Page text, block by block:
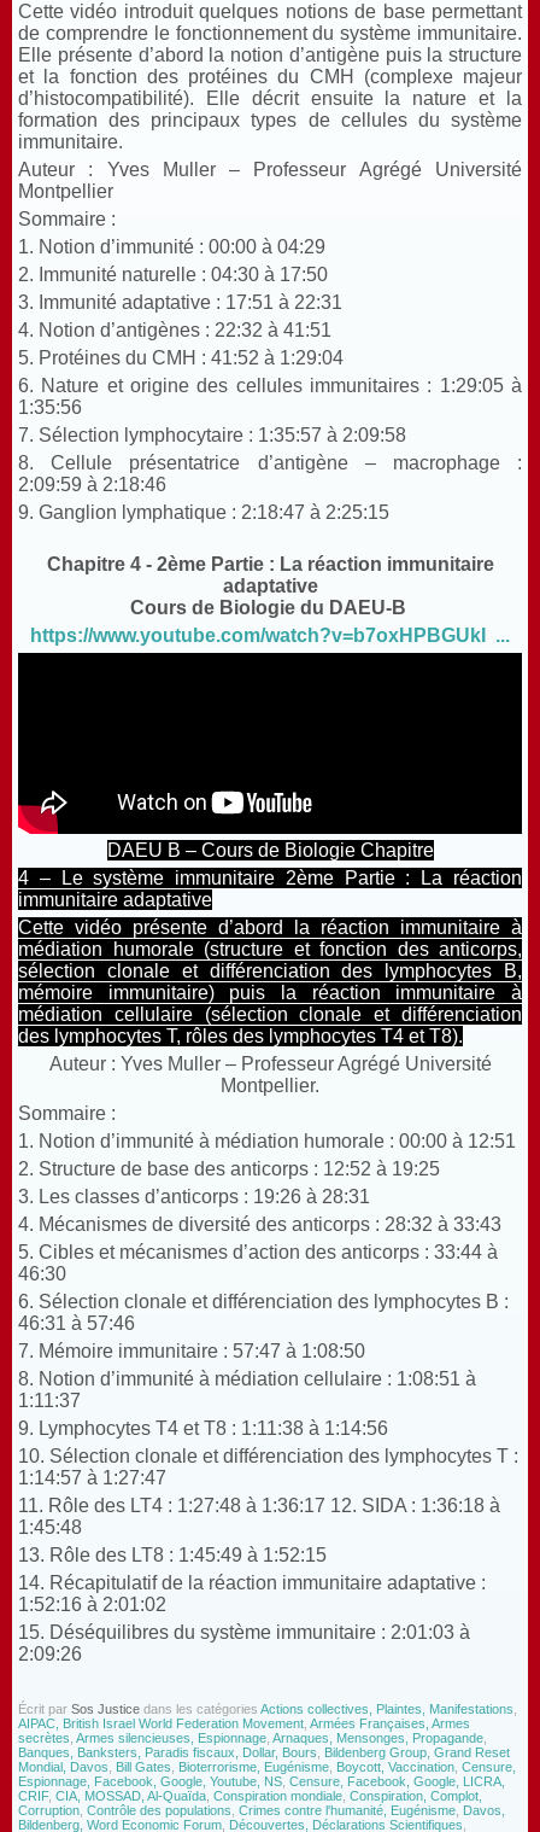
Cette vidéo introduit quelques notions de base permettant
de comprendre le fonctionnement du système immunitaire.
Elle présente d’abord la notion d’antigène puis la structure
et la fonction des protéines du CMH (complexe majeur
d’histocompatibilité). Elle décrit ensuite la nature et la
formation des principaux types de cellules du système
immunitaire.
Auteur : Yves Muller – Professeur Agrégé Université
Montpellier
Sommaire :
1. Notion d’immunité : 00:00 à 04:29
2. Immunité naturelle : 04:30 à 17:50
3. Immunité adaptative : 17:51 à 22:31
4. Notion d’antigènes : 22:32 à 41:51
5. Protéines du CMH : 41:52 à 1:29:04
6. Nature et origine des cellules immunitaires : 1:29:05à
1:35:56
7. Sélection lymphocytaire : 1:35:57 à 2:09:58
8. Cellule présentatrice d’antigène – macrophage :
2:09:59 à 2:18:46
9. Ganglion lymphatique : 2:18:47 à 2:25:15
Chapitre 4 - 2ème Partie : La réaction immunitaire
adaptative
Cours de Biologie du DAEU-B
https://www.youtube.com/watch?v=b7oxHPBGUkI ...
DAEU B – Cours de Biologie Chapitre
4 – Le système immunitaire 2ème Partie : La réaction
immunitaire adaptative
Cette vidéo présente d’abord la réaction immunitaire à
médiation humorale (structure et fonction des anticorps,
sélection clonale et différenciation des lymphocytes B,
mémoire immunitaire) puis la réaction immunitaire à
médiation cellulaire (sélection clonale et différenciation
des lymphocytes T, rôles des lymphocytes T4 et T8).
Auteur : Yves Muller – Professeur Agrégé Université
Montpellier.
Sommaire :
1. Notion d’immunité à médiation humorale : 00:00 à 12:51
2. Structure de base des anticorps : 12:52 à 19:25
3. Les classes d’anticorps : 19:26 à 28:31
4. Mécanismes de diversité des anticorps : 28:32 à 33:43
5. Cibles et mécanismes d’action des anticorps : 33:44 à
46:30
6. Sélection clonale et différenciation des lymphocytes B :
46:31 à 57:46
7. Mémoire immunitaire : 57:47 à 1:08:50
8. Notion d’immunité à médiation cellulaire : 1:08:51 à
1:11:37
9. Lymphocytes T4 et T8 : 1:11:38 à 1:14:56
10. Sélection clonale et différenciation des lymphocytes T :
1:14:57 à 1:27:47
11. Rôle des LT4 : 1:27:48 à 1:36:17 12. SIDA : 1:36:18 à
1:45:48
13. Rôle des LT8 : 1:45:49 à 1:52:15
14. Récapitulatif de la réaction immunitaire adaptative :
1:52:16 à 2:01:02
15. Déséquilibres du système immunitaire : 2:01:03 à
2:09:26
Écrit par Sos Justice dans les catégories Actions collectives, Plaintes, Manifestations
AIPAC, British Israel World Federation Movement Armées Françaises, Armes
secrètes Armes silencieuses, Espionnage Arnaques, Mensonges, Propagande
Banques, Banksters, Paradis fiscaux, Dollar, Bours
Bildenberg Group, Grand Reset
Mondial, Davos
Bill Gates Bioterrorisme, Eugénisme Boycott, Vaccination Censure,
Espionnage, Facebook, Google, Youtube, NS Censure, Facebook, Google, LICRA,
CRIF, CIA, MOSSAD, Al-Quaïda Conspiration mondiale Conspiration, Complot,
Corruption Contrôle des populations Crimes contre l'humanité, Eugénisme Davos,
Bildenberg, Word Economic Forum Découvertes, Déclarations Scientifiques